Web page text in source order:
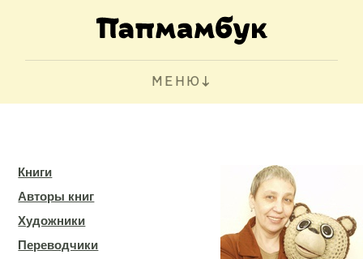
МЕНЮ
Книги
Авторы книг
Художники
Переводчики